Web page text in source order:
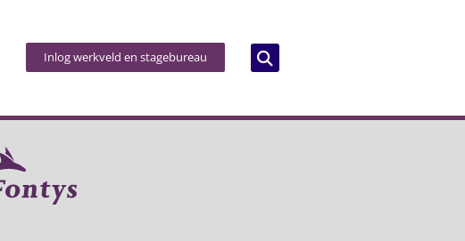
Inlog werkveld en stagebureau